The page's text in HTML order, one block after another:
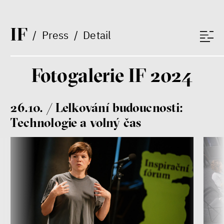
IF/ Press / Detail
Patricia Churchland
Filozofka
Fotogalerie IF 2024
26.10. / Lelkování budoucnosti:
Technologie a volný čas